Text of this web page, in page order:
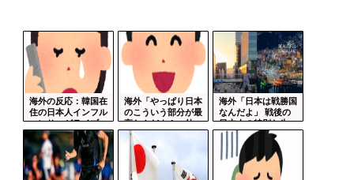
海外の反応：韓国在
住の日本人インフル
エンサーがライブ...
海外「やっぱり日本
のこういう部分が最
高なんだよ！」外...
海外「日本は戦勝国
なんだよ」 戦後の
日本人の特別な生...